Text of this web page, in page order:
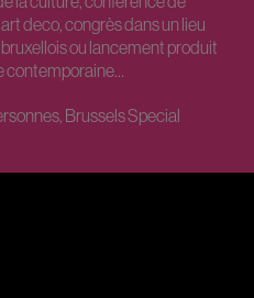
deco, congrès dans un lieu
ou lancement produit
contemporaine…
Brussels Special